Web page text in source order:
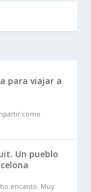
para viajar a
como
Un pueblo
encanto. Muy